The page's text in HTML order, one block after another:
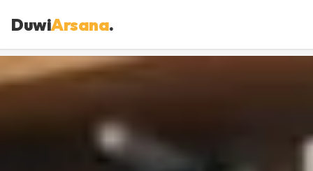
DuwiArsana.